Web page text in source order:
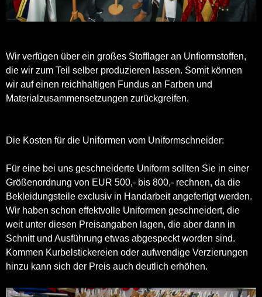
Wir verfügen über ein großes Stofflager an Unfiormstoffen,
die wir zum Teil selber produzieren lassen. Somit können
wir auf einen reichhaltigen Fundus an Farben und
Materialzusammensetzungen zurückgreifen.
Die Kosten für die Uniformen vom Uniformschneider:
Für eine bei uns geschneiderte Uniform sollten Sie in einer
Größenordnung von EUR 500,- bis 800,- rechnen, da die
Bekleidungsteile exclusiv in Handarbeit angefertigt werden.
Wir haben schon effektvolle Uniformen geschneidert, die
weit unter diesen Preisangaben lagen, die aber dann in
Schnitt und Ausführung etwas abgespeckt worden sind.
Kommen Kurbelstickereien oder aufwendige Verzierungen
hinzu kann sich der Preis auch deutlich erhöhen.